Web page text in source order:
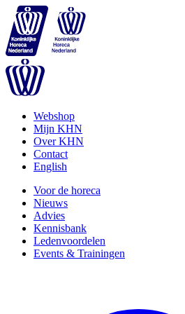
Webshop
Mijn KHN
Over KHN
Contact
English
Voor de horeca
Nieuws
Advies
Kennisbank
Ledenvoordelen
Events & Trainingen